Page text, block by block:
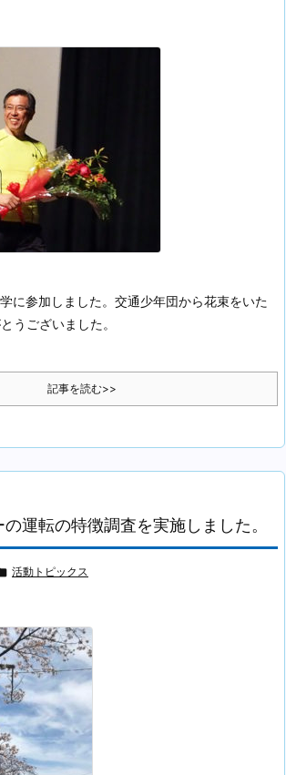
に参加しました。交通少年団から花束をいた
うございました。
記事を読む>>
運転の特徴調査を実施しました。
活動トピックス